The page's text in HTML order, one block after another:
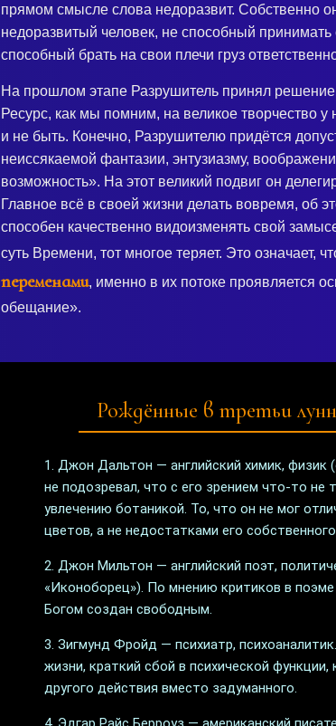
прямом смысле слова недоразвит. Собственно
недоразвитый человек, не способный
способный брать на свои плечи груз
На прошлом этапе Разрушитель принял решение
Ресурс, как мы помним, на великое творчество
и не быть. Конечно, Разрушителю придётся
неиссякаемой фантазии, энтузиазму,
возможность». На этот великий подвиг он
Главное всё в своей жизни делать вовремя, об
способен качественно видоизменять свой
суть Времени, тот многое теряет. Это означает,
переменами, именно в их потоке проявляется
обещание».
Рождённые в третьи
1. Джон Дальтон — английский химик,
не подозревал, что с его зрением что-то не
увлечению ботаникой. То, что он не мог
цветов, а не недостатками его
2. Джон Мильтон — английский поэт,
«Иконоборец»). По мнению критиков в
Богом создан свободным.
3. Зигмунд Фройд — психиатр,
жизни, краткий сбой в психической
другого действия вместо задуманного.